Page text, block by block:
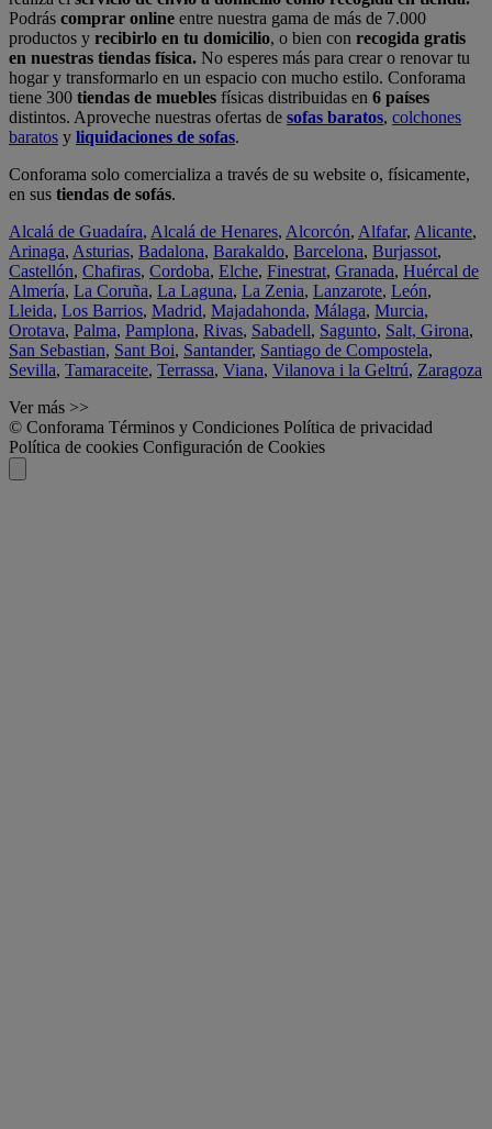
Podrás comprar online entre nuestra gama de más de 7.000
productos y recibirlo en tu domicilio, o bien con recogida gratis
en nuestras tiendas física. No esperes más para crear o renovar tu
hogar y transformarlo en un espacio con mucho estilo. Conforama
tiene 300 tiendas de muebles físicas distribuidas en 6 países
distintos. Aproveche nuestras ofertas de sofas baratos, colchones
baratos y liquidaciones de sofas.
Conforama solo comercializa a través de su website o, físicamente,
en sus tiendas de sofás.
Alcalá de Guadaíra, Alcalá de Henares, Alcorcón, Alfafar, Alicante,
Arinaga, Asturias, Badalona, Barakaldo, Barcelona, Burjassot,
Castellón, Chafiras, Cordoba, Elche, Finestrat, Granada, Huércal de
Almería, La Coruña, La Laguna, La Zenia, Lanzarote, León,
Lleida, Los Barrios, Madrid, Majadahonda, Málaga, Murcia,
Orotava, Palma, Pamplona, Rivas, Sabadell, Sagunto, Salt, Girona,
San Sebastian, Sant Boi, Santander, Santiago de Compostela,
Sevilla, Tamaraceite, Terrassa, Viana, Vilanova i la Geltrú, Zaragoza
Ver más >>
© Conforama Términos y Condiciones Política de privacidad
Política de cookies Configuración de Cookies